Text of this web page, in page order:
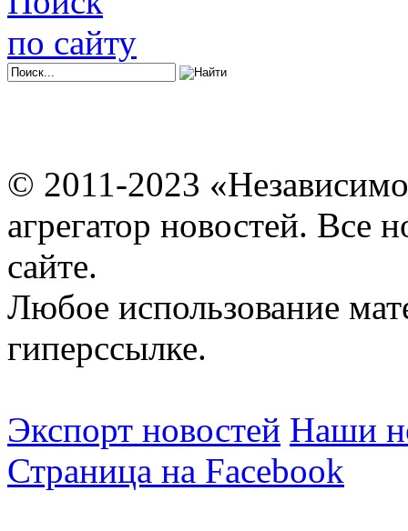
по сайту
© 2011-2023
агрегатор новостей. Все
сайте.
Любое использование
гиперссылке.
Экспорт новостей Наши
Страница на Facebook